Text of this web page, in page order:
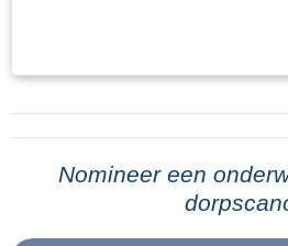
Voor ons, militairen, werd
gewoonte, daar wij reeds
geweren, werden op een
van heit opgeslagen. De
wapens mee gedropt
de mesthoop achter de
volgende morgen vroeg
Nomineer een